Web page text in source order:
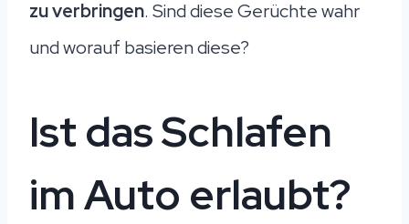
zu verbringen. Sind diese Gerüchte wahr
und worauf basieren diese?
Ist das Schlafen
im Auto erlaubt?